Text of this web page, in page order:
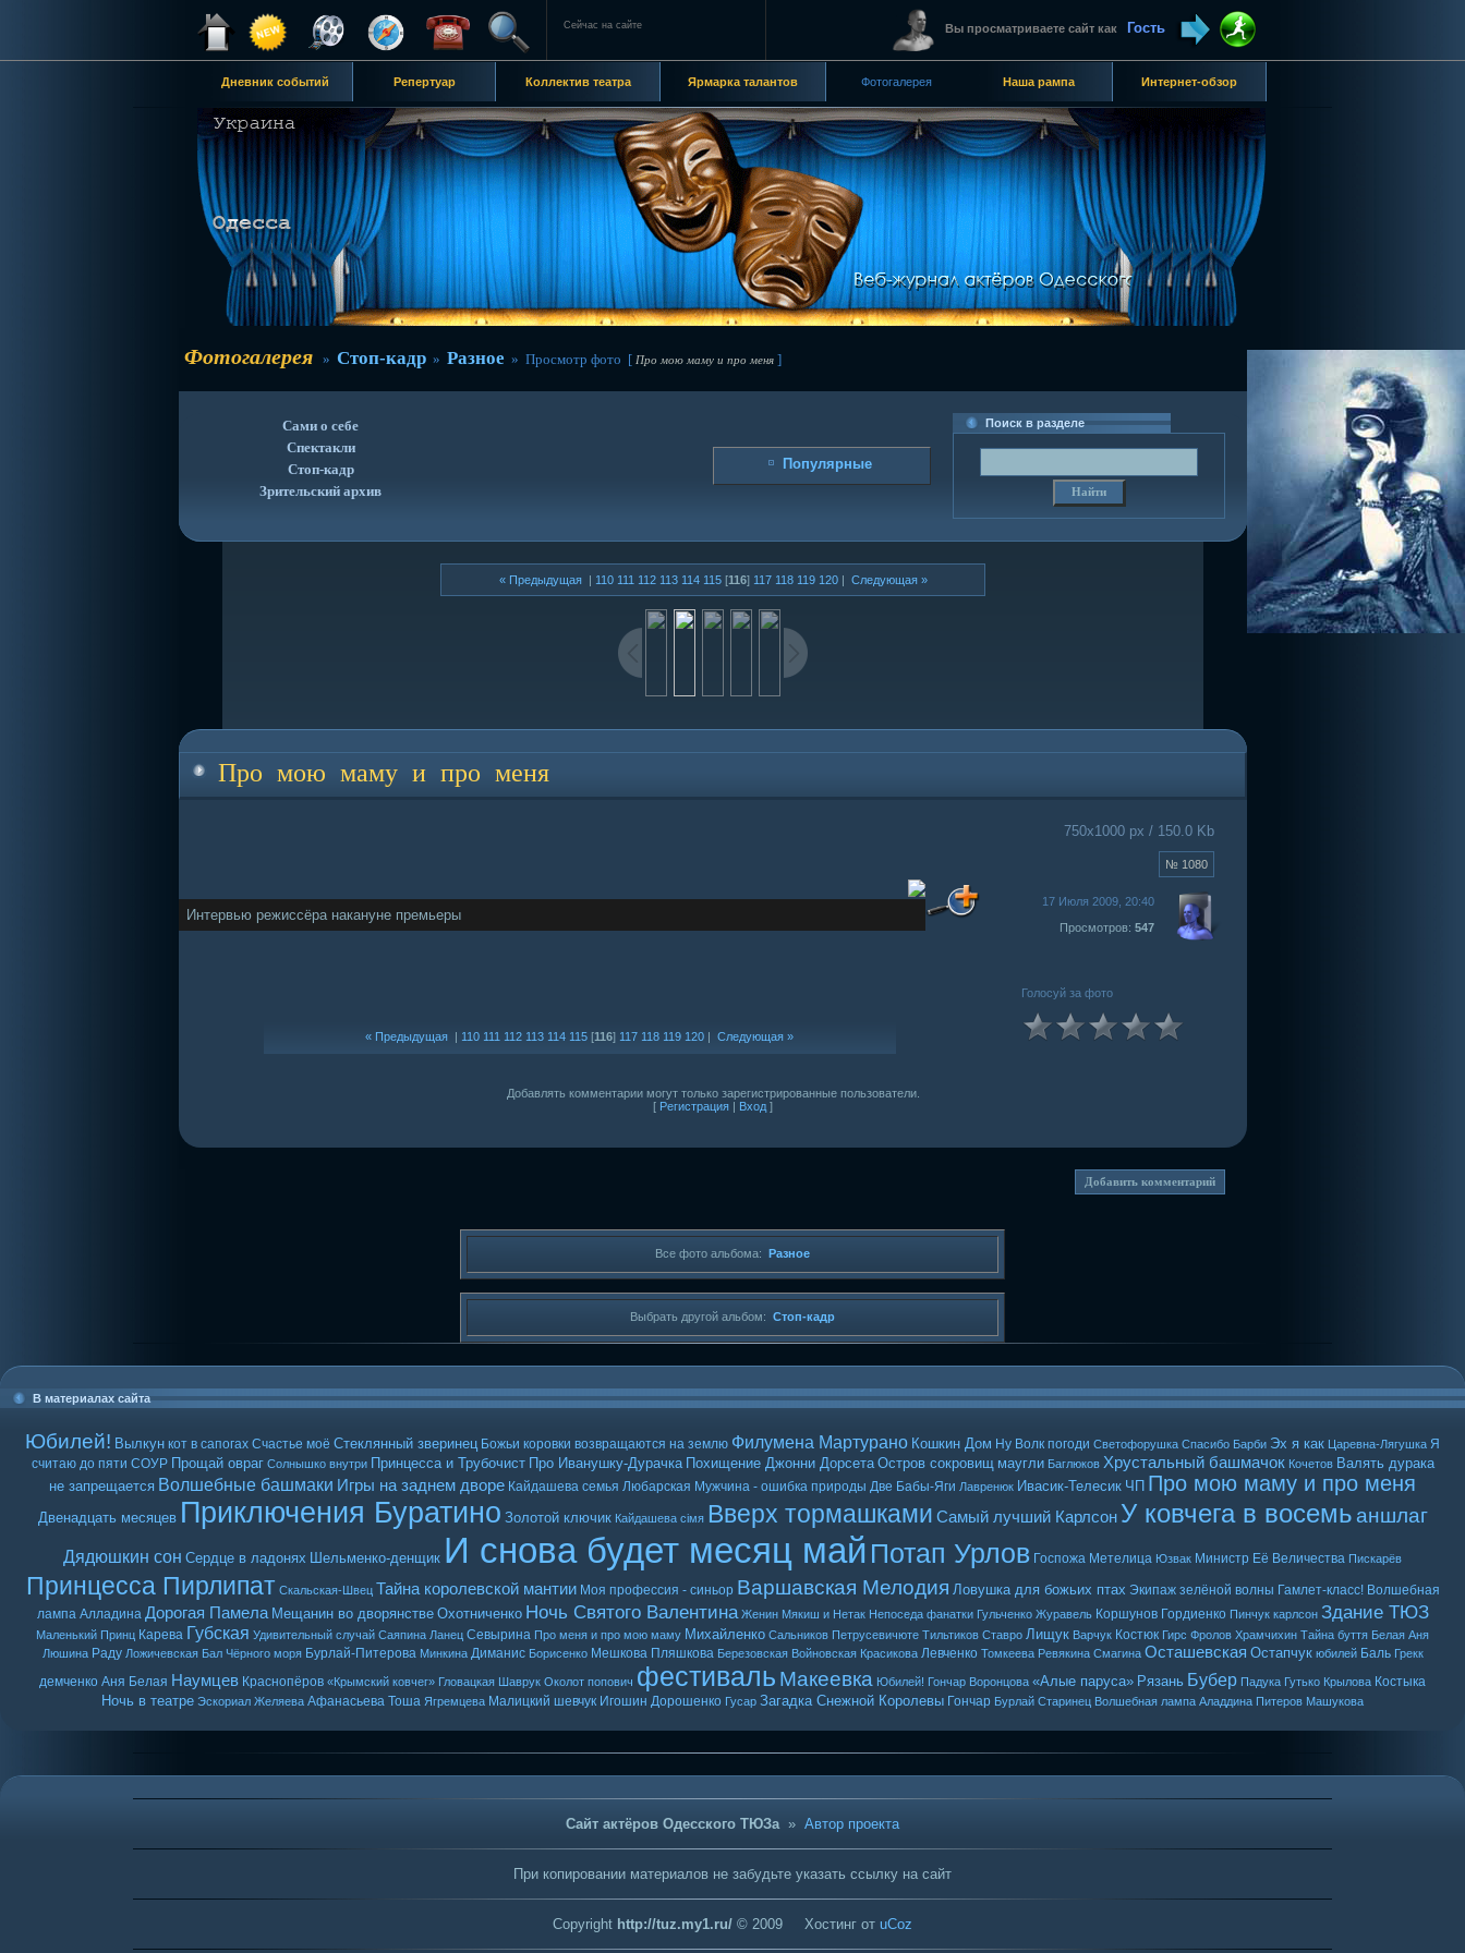
Сейчас на сайте Вы просматриваете сайт как Гость
Дневник событий Репертуар Коллектив театра Ярмарка талантов Фотогалерея Наша рампа Интернет-обзор
Фотогалерея » Стоп-кадр » Разное » Просмотр фото [ Про мою маму и про меня ]
Сами о себе
Спектакли
Стоп-кадр
Зрительский архив
Популярные
Поиск в разделе
« Предыдущая| 110 111 112 113 114 115[116] 117 118 119 120| Следующая »
Про мою маму и про меня
Интервью режиссёра накануне премьеры
« Предыдущая | 110 111 112 113 114 115 [116] 117 118 119 120 | Следующая »
750x1000 px / 150.0 Kb
№ 1080
17 Июля 2009, 20:40
Просмотров: 547
Голосуй за фото
Добавлять комментарии могут только зарегистрированные пользователи.
[ Регистрация | Вход ]
Все фото альбома: Разное
Выбрать другой альбом: Стоп-кадр
В материалах сайта
Юбилей! Вылкун кот в сапогах Счастье моё Стеклянный зверинец Божьи коровки возвращаются на землю Филумена Мартурано Кошкин Дом Ну Волк погоди Светофорушка Спасибо Барби Эх я как Царевна-Лягушка Я
считаю до пяти СОУР Прощай овраг Солнышко внутри Принцесса и Трубочист Про Иванушку-Дурачка Похищение Джонни Дорсета Остров сокровищ маугли Баглюков Хрустальный башмачок Кочетов Валять дурака
не запрещается Волшебные башмаки Игры на заднем дворе Кайдашева семья Любарская Мужчина - ошибка природы Две Бабы-Яги Лавренюк Ивасик-Телесик ЧП Про мою маму и про меня
Двенадцать месяцев Приключения Буратино Золотой ключик Кайдашева сiмя Вверх тормашками Самый лучший Карлсон У ковчега в восемь аншлаг
Дядюшкин сон Сердце в ладонях Шельменко-денщик И снова будет месяц май Потап Урлов Госпожа Метелица Юзвак Министр Её Величества Пискарёв
Принцесса Пирлипат Скальская-Швец Тайна королевской мантии Моя профессия - синьор Варшавская Мелодия Ловушка для божьих птах Экипаж зелёной волны Гамлет-класс! Волшебная
лампа Алладина Дорогая Памела Мещанин во дворянстве Охотниченко Ночь Святого Валентина Женин Мякиш и Нетак Непоседа фанатки Гульченко Журавель Коршунов Гордиенко Пинчук карлсон Здание ТЮЗ
Маленький Принц Карева Губская Удивительный случай Саяпина Ланец Севырина Про меня и про мою маму Михайленко Сальников Петрусевичюте Тильтиков Ставро Лищук Варчук Костюк Гирс Фролов Храмчихин Тайна буття Белая Аня
Люшина Раду Ложичевская Бал Чёрного моря Бурлай-Питерова Минкина Диманис Борисенко Мешкова Пляшкова Березовская Войновская Красикова Левченко Томкеева Ревякина Смагина Осташевская Остапчук юбилей Баль Грекк
демченко Аня Белая Наумцев Краснопёров «Крымский ковчег» Гловацкая Шаврук Околот попович фестиваль Макеевка Юбилей! Гончар Воронцова «Алые паруса» Рязань Бубер Падука Гутько Крылова Костыка
Ночь в театре Эскориал Желяева Афанасьева Тоша Ягремцева Малицкий шевчук Игошин Дорошенко Гусар Загадка Снежной Королевы Гончар Бурлай Старинец Волшебная лампа Аладдина Питеров Машукова
Сайт актёров Одесского ТЮЗа» Автор проекта
При копировании материалов не забудьте указать ссылку на сайт
Copyright http://tuz.my1.ru/ © 2009 Хостинг от uCoz